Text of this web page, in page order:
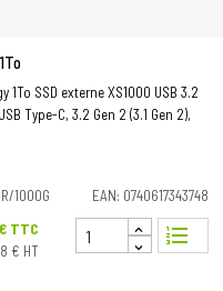
SSD externe XS1000 USB 3.2
Type-C, 3.2 Gen 2 (3.1 Gen 2),
1000G
EAN: 0740617343748
TTC
€ HT
format_list_numbered